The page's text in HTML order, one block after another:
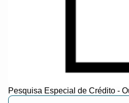
Pesquisa Especial de Crédito -